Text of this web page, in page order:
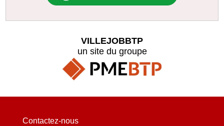
VILLEJOBBTP
un site du groupe
Contactez-nous